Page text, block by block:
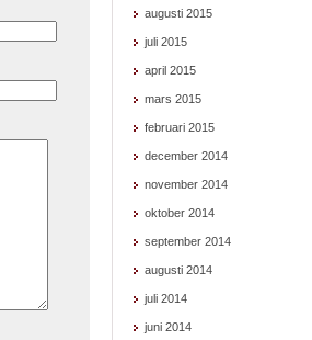
augusti 2015
juli 2015
april 2015
mars 2015
februari 2015
december 2014
november 2014
oktober 2014
september 2014
augusti 2014
juli 2014
juni 2014